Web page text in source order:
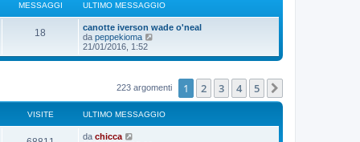
MESSAGGI ULTIMO MESSAGGIO
18
canotte iverson wade o'neal
da peppekioma
d
l
t
i
m
21/01/2016, 1:52
223 argomenti 1 2 3 4 5
VISITE ULTIMO MESSAGGIO
da chicca